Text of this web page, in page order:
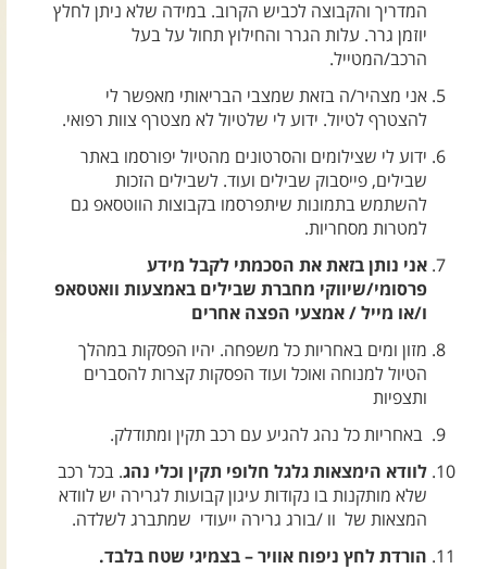
המדריך והקבוצה לכביש הקרוב. במידה שלא ניתן לחלץ
יוזמן גרר. עלות הגרר והחילוץ תחול על בעל
הרכב/המטייל.
אני מצהיר/ה בזאת שמצבי הבריאותי מאפשר לי
להצטרף לטיול. ידוע לי שלטיול לא מצטרף צוות רפואי.
ידוע לי שצילומים והסרטונים מהטיול יפורסמו באתר
שבילים, פייסבוק שבילים ועוד. לשבילים הזכות
להשתמש בתמונות שיתפרסמו בקבוצות הווטסאפ גם
למטרות מסחריות.
אני נותן בזאת את הסכמתי לקבל מידע
פרסומי/שיווקי מחברת שבילים באמצעות וואטסאפ
ו/או מייל / אמצעי הפצה אחרים
מזון ומים באחריות כל משפחה. יהיו הפסקות במהלך
הטיול למנוחה ואוכל ועוד הפסקות קצרות להסברים
ותצפיות
באחריות כל נהג להגיע עם רכב תקין ומתודלק.
לוודא הימצאות גלגל חלופי תקין וכלי נהג. בכל רכב
שלא מותקנות בו נקודות עיגון קבועות לגרירה יש לוודא
המצאות של וו /בורג גרירה ייעודי שמתברג לשלדה.
הורדת לחץ ניפוח אוויר – בצמיגי שטח בלבד.